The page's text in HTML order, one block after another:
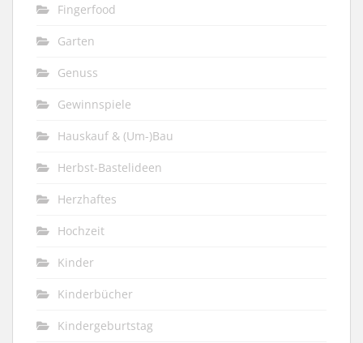
Fingerfood
Garten
Genuss
Gewinnspiele
Hauskauf & (Um-)Bau
Herbst-Bastelideen
Herzhaftes
Hochzeit
Kinder
Kinderbücher
Kindergeburtstag